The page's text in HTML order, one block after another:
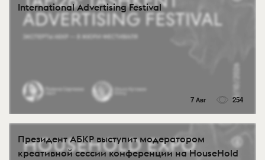
International Advertising Festival
7 Авг 254
Президент АБКР выступит модератором
креативной сессии конференции на HouseHold